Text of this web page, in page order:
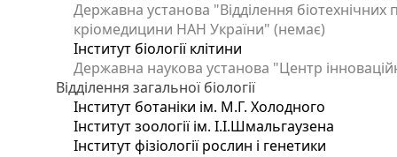
Державна установа "Відділення біотехнічних
кріомедицини НАН України" (немає)
Інститут біології клітини
Державна наукова установа "Центр
Відділення загальної біології
Інститут ботаніки ім. М.Г. Холодного
Інститут зоології ім. І.І.Шмальгаузена
Інститут фізіології рослин і генетики